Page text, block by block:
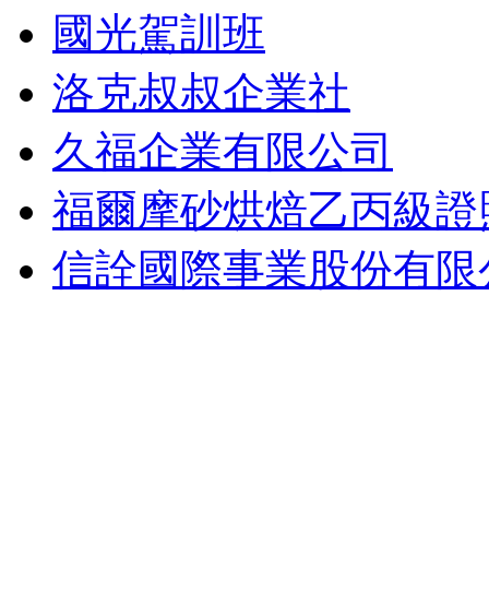
國光駕訓班
洛克叔叔企業社
久福企業有限公司
福爾摩砂烘焙乙丙級
信詮國際事業股份有限